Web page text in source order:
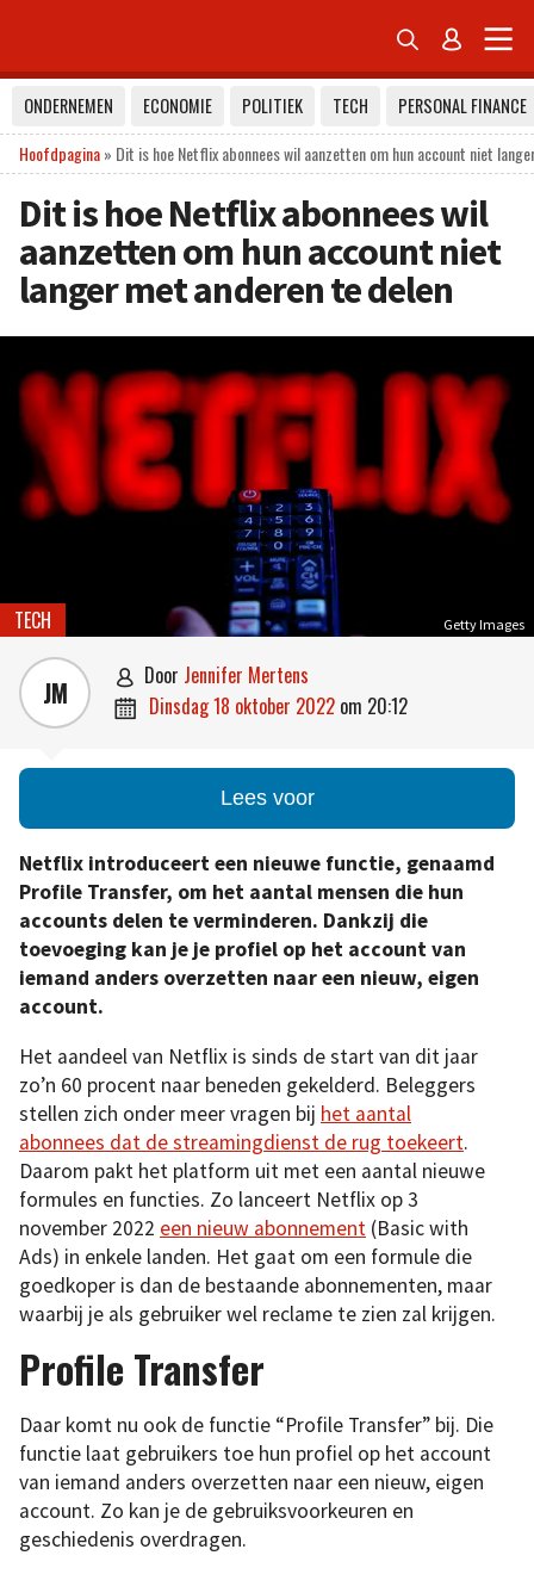
 
ONDERNEMEN ECONOMIE POLITIEK TECH
PERSONAL FINANCE
Hoofdpagina» Dit is hoe Netflix abonnees wil aanzetten om hun account niet
Dit is hoe Netflix abonnees wil
aanzetten om hun account niet
langer met anderen te delen
Getty Images
TECH
JM  door Jennifer Mertens
 dinsdag 18 oktober 2022 om 20:12
Lees voor
Netflix introduceert een nieuwe functie, genaamd
Profile Transfer, om het aantal mensen die hun
accounts delen te verminderen. Dankzij die
toevoeging kan je je profiel op het account van
iemand anders overzetten naar een nieuw, eigen
account.
Het aandeel van Netflix is sinds de start van dit jaar
zo’n 60 procent naar beneden gekelderd. Beleggers
stellen zich onder meer vragen bij het aantal
abonnees dat de streamingdienst de rug toekeert.
Daarom pakt het platform uit met een aantal nieuwe
formules en functies. Zo lanceert Netflix op 3
november 2022 een nieuw abonnement (Basic with
Ads) in enkele landen. Het gaat om een formule die
goedkoper is dan de bestaande abonnementen, maar
waarbij je als gebruiker wel reclame te zien zal krijgen.
Profile Transfer
Daar komt nu ook de functie “Profile Transfer” bij. Die
functie laat gebruikers toe hun profiel op het account
van iemand anders overzetten naar een nieuw, eigen
account. Zo kan je de gebruiksvoorkeuren en
geschiedenis overdragen.